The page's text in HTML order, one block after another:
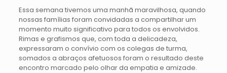
Essa semana tivemos uma manhã maravilhosa, quando
nossas famílias foram convidadas a compartilhar um
momento muito significativo para todos os envolvidos.
Rimas e grafismos que, com toda a delicadeza,
expressaram o convívio com os colegas de turma,
somados a abraços afetuosos foram o resultado deste
encontro marcado pelo olhar da empatia e amizade.